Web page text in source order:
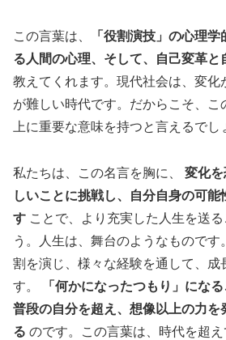
この言葉は、
「役割演技」の心理
る人間の心理、そして、自己変革と
教えてくれます。現代社会は、変化
が難しい時代です。だからこそ、こ
上に重要な意味を持つと言えるでし
私たちは、この名言を胸に、 変化
しいことに挑戦し、自分自身の可能
す ことで、より充実した人生を送
う。人生は、舞台のようなものです
割を演じ、様々な経験を通して、成
す。
「何かになったつもり」にな
普段の自分を超え、想像以上の力を
る のです。この言葉は、時代を超